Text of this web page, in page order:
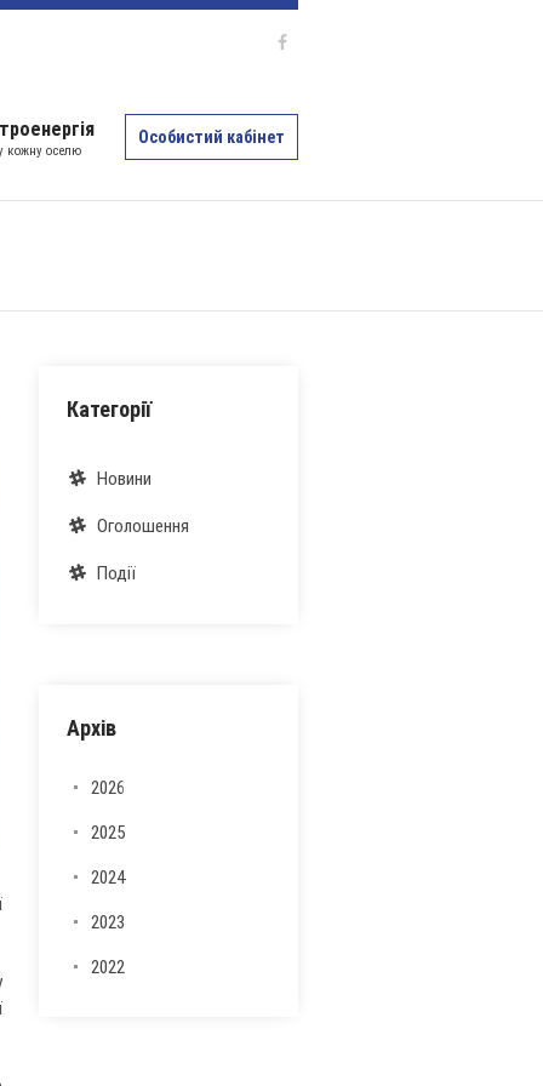
Особистий кабінет
кожну оселю
Категорії
Новини
Оголошення
Події
Архів
2026
2025
2024
2023
2022